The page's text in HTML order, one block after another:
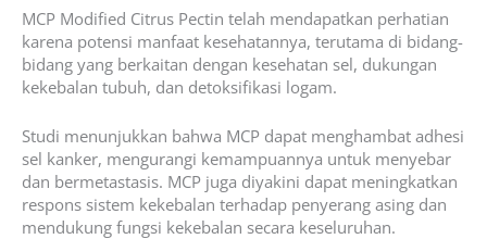
MCP Modified Citrus Pectin telah mendapatkan perhatian
karena potensi manfaat kesehatannya, terutama di bidang-
bidang yang berkaitan dengan kesehatan sel, dukungan
kekebalan tubuh, dan detoksifikasi logam.
Studi menunjukkan bahwa MCP dapat menghambat adhesi
sel kanker, mengurangi kemampuannya untuk menyebar
dan bermetastasis. MCP juga diyakini dapat meningkatkan
respons sistem kekebalan terhadap penyerang asing dan
mendukung fungsi kekebalan secara keseluruhan.